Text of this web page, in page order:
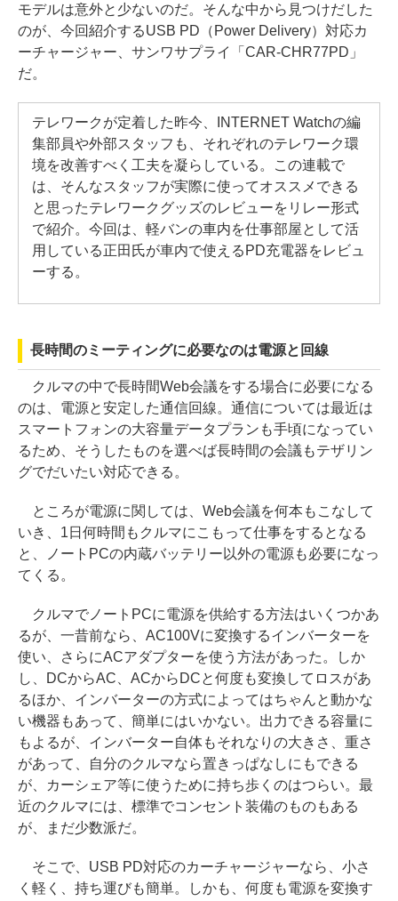
モデルは意外と少ないのだ。そんな中から見つけだした
のが、今回紹介するUSB PD（Power Delivery）対応カ
ーチャージャー、サンワサプライ「CAR-CHR77PD」
だ。
テレワークが定着した昨今、INTERNET Watchの編
集部員や外部スタッフも、それぞれのテレワーク環
境を改善すべく工夫を凝らしている。この連載で
は、そんなスタッフが実際に使ってオススメできる
と思ったテレワークグッズのレビューをリレー形式
で紹介。今回は、軽バンの車内を仕事部屋として活
用している正田氏が車内で使えるPD充電器をレビュ
ーする。
長時間のミーティングに必要なのは電源と回線
クルマの中で長時間Web会議をする場合に必要になる
のは、電源と安定した通信回線。通信については最近は
スマートフォンの大容量データプランも手頃になってい
るため、そうしたものを選べば長時間の会議もテザリン
グでだいたい対応できる。
ところが電源に関しては、Web会議を何本もこなして
いき、1日何時間もクルマにこもって仕事をするとなる
と、ノートPCの内蔵バッテリー以外の電源も必要になっ
てくる。
クルマでノートPCに電源を供給する方法はいくつかあ
るが、一昔前なら、AC100Vに変換するインバーターを
使い、さらにACアダプターを使う方法があった。しか
し、DCからAC、ACからDCと何度も変換してロスがあ
るほか、インバーターの方式によってはちゃんと動かな
い機器もあって、簡単にはいかない。出力できる容量に
もよるが、インバーター自体もそれなりの大きさ、重さ
があって、自分のクルマなら置きっぱなしにもできる
が、カーシェア等に使うために持ち歩くのはつらい。最
近のクルマには、標準でコンセント装備のものもある
が、まだ少数派だ。
そこで、USB PD対応のカーチャージャーなら、小さ
く軽く、持ち運びも簡単。しかも、何度も電源を変換す